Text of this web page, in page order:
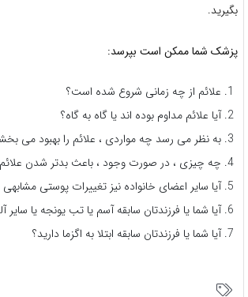
بگیرید.
پزشک شما ممکن است بپرسد:
علائم از چه زمانی شروع شده است؟
آیا علائم مداوم بوده اند یا گاه به گاه؟
به نظر می رسد چه مواردی ، علائم را بهبود می
چه چیزی ، در صورت وجود ، باعث بدتر شدن
آیا سایر اعضای خانواده نیز تغییرات پوستی مشابهی
آیا شما یا فرزندتان سابقه آسم یا تب یونجه یا سایر
آیا شما یا فرزندتان سابقه ابتلا به اگزما دارید؟